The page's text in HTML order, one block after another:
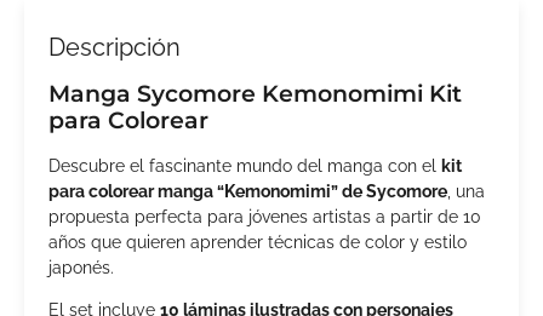
Descripción
Manga Sycomore Kemonomimi Kit
para Colorear
Descubre el fascinante mundo del manga con el kit
para colorear manga “Kemonomimi” de Sycomore , una
propuesta perfecta para jóvenes artistas a partir de 10
años que quieren aprender técnicas de color y estilo
japonés.
El set incluye 10 láminas ilustradas con personajes